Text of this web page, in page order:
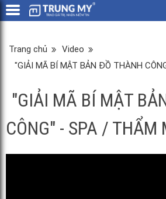
Trang chủ
Video
"GIẢI MÃ BÍ MẬT BẢN ĐỒ THÀNH
"GIẢI MÃ BÍ MẬT
CÔNG" - SPA / THẨM